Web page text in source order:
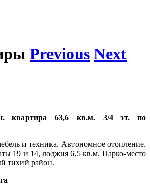
Previous Next
квартира 63,6 кв.м. 3/4 эт. по
и техника. Автономное отопление.
19 и 14, лоджия 6,5 кв.м. Парко-место
тихий район.